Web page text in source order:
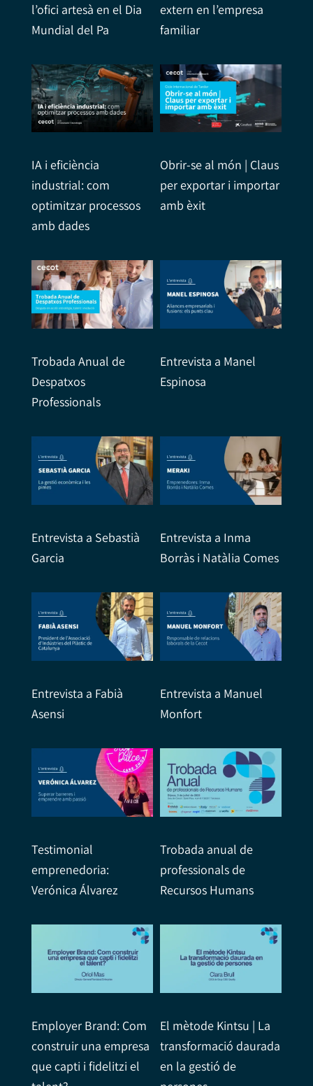
l’ofici artesà en el Dia
Mundial del Pa
extern en l’empresa
familiar
IA i eficiència
industrial: com
optimitzar processos
amb dades
Obrir-se al món | Claus
per exportar i importar
amb èxit
Trobada Anual de
Despatxos
Professionals
Entrevista a Manel
Espinosa
Entrevista a Sebastià
Garcia
Entrevista a Inma
Borràs i Natàlia Comes
Entrevista a Fabià
Asensi
Entrevista a Manuel
Monfort
Testimonial
emprenedoria:
Verónica Álvarez
Trobada anual de
professionals de
Recursos Humans
Employer Brand: Com
construir una empresa
que capti i fidelitzi el
El mètode Kintsu | La
transformació daurada
en la gestió de